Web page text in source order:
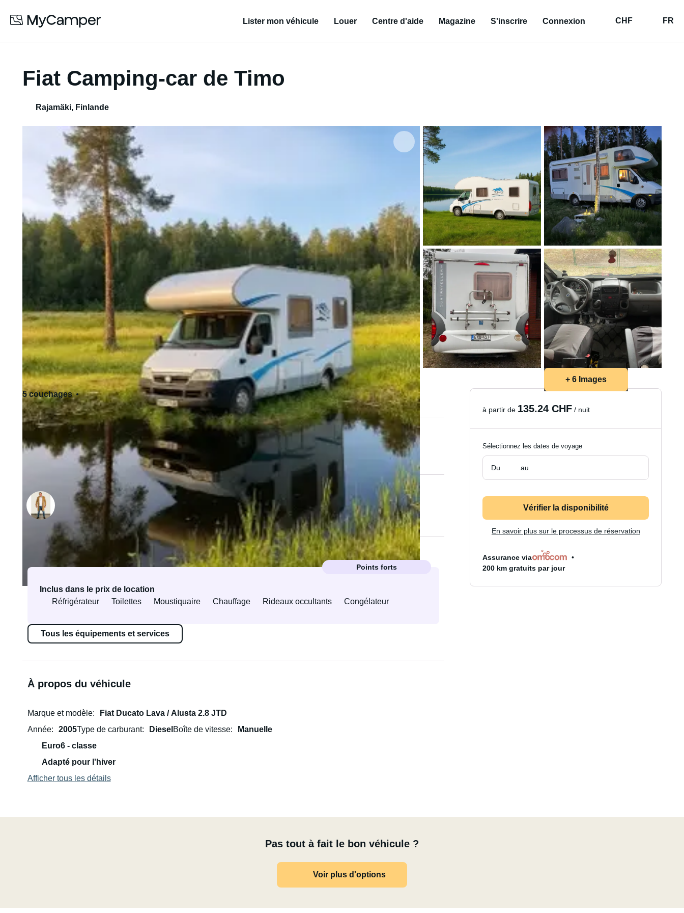
Lister mon véhicule Louer Centre d'aide Magazine S'inscrire Connexion CHF FR
Fiat Camping-car de Timo
Rajamäki, Finlande
+ 6 Images
5 couchages
4 siège(s)
Permis de conduire standard - Cat. B
Accepte les animaux de compagnie
Loué par Timo
Propriétaire vérifié·e
Équipements et services
Points forts
Inclus dans le prix de location
Réfrigérateur
Toilettes Moustiquaire Chauffage Rideaux occultants Congélateur
Tous les équipements et services
À propos du véhicule
Marque et modèle
Fiat Ducato Lava / Alusta 2.8 JTD
Année
2005Type de carburant Diesel Boîte de vitesse
Manuelle
Euro6 - classe
Adapté pour l'hiver
Afficher tous les détails
Pas tout à fait le bon véhicule ?
Voir plus d'options
à partir de 135.24 CHF / nuit
Sélectionnez les dates de voyage
Du au
Vérifier la disponibilité
En savoir plus sur le processus de réservation
Assurance via
200 km gratuits par jour